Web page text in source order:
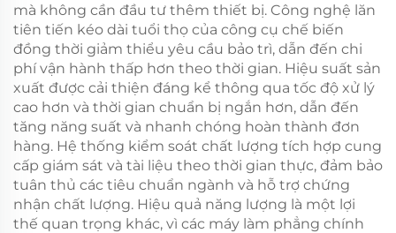
mà không cần đầu tư thêm thiết bị. Công nghệ lăn
tiên tiến kéo dài tuổi thọ của công cụ chế biến
đồng thời giảm thiểu yêu cầu bảo trì, dẫn đến chi
phí vận hành thấp hơn theo thời gian. Hiệu suất sản
xuất được cải thiện đáng kể thông qua tốc độ xử lý
cao hơn và thời gian chuẩn bị ngắn hơn, dẫn đến
tăng năng suất và nhanh chóng hoàn thành đơn
hàng. Hệ thống kiểm soát chất lượng tích hợp cung
cấp giám sát và tài liệu theo thời gian thực, đảm bảo
tuân thủ các tiêu chuẩn ngành và hỗ trợ chứng
nhận chất lượng. Hiệu quả năng lượng là một lợi
thế quan trọng khác, vì các máy làm phẳng chính